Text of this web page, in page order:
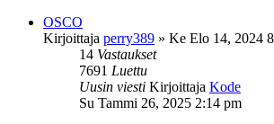
OSCO
Kirjoittaja perry389 » Ke Elo 14, 2024
14 Vastaukset
7691 Luettu
Uusin viesti Kirjoittaja Kode
Su Tammi 26, 2025 2:14 pm